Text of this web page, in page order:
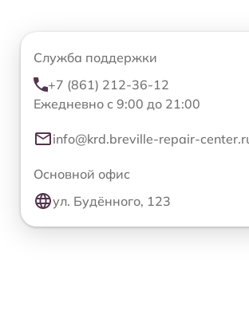
Служба поддержки
+7 (861) 212-36-12
Ежедневно с 9:00 до 21:00
info@krd.breville-repair-
Основной офис
ул. Будённого, 123